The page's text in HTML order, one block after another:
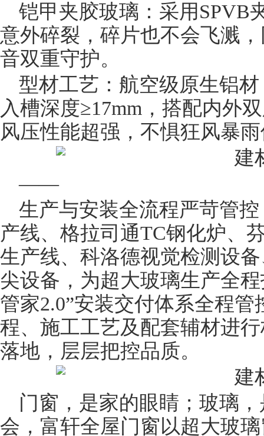
铠甲夹胶玻璃 ：采用
意外碎裂，碎片也不会飞溅
音双重守护。
型材工艺：航空级原生铝
入槽深度≥17mm，搭配内外
风压性能超强，不惧狂风暴
——
生产与安装全流程严苛管
产线、格拉司通TC钢化炉、
生产线、科洛德视觉检测设备
尖设备，为超大玻璃生产全
管家2.0”安装交付体系全程
程、施工工艺及配套辅材进
落地，层层把控品质。
门窗，是家的眼睛；玻璃
会，富轩全屋门窗以超大玻